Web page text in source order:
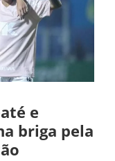
e
briga pela